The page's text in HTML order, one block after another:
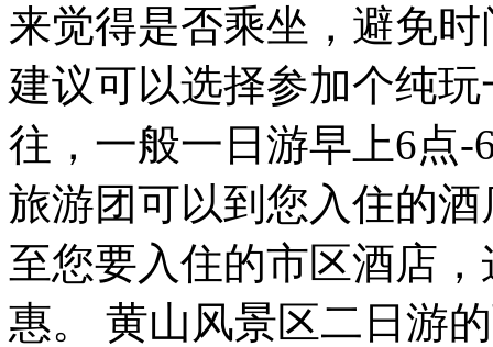
来觉得是否乘坐，避免
建议可以选择参加个纯
往，一般一日游早上6点
旅游团可以到您入住的
至您要入住的市区酒店
惠。 黄山风景区二日游